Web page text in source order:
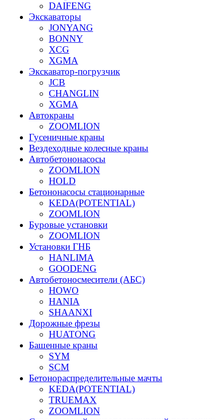
DAIFENG
Экскаваторы
JONYANG
BONNY
XCG
XGMA
Экскаватор-погрузчик
JCB
CHANGLIN
XGMA
Автокраны
ZOOMLION
Гусеничные краны
Вездеходные колесные краны
Автобетононасосы
ZOOMLION
HOLD
Бетононасосы стационарные
KEDA(POTENTIAL)
ZOOMLION
Буровые установки
ZOOMLION
Установки ГНБ
HANLIMA
GOODENG
Автобетоносмесители (АБС)
HOWO
HANIA
SHAANXI
Дорожные фрезы
HUATONG
Башенные краны
SYM
SCM
Бетонораспределительные мачты
KEDA(POTENTIAL)
TRUEMAX
ZOOMLION